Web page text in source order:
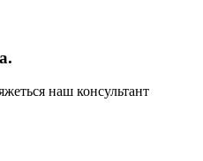
наш консультант